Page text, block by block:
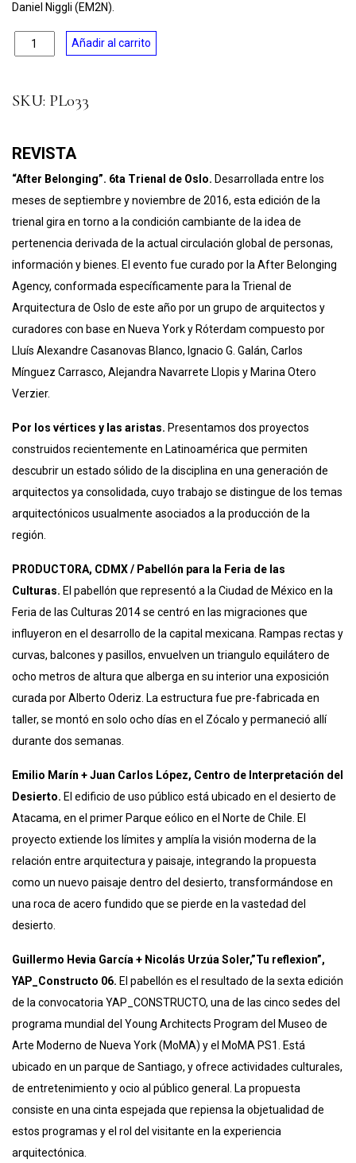
Daniel Niggli (EM2N).
CantidadAñadir al carrito
SKU: PL033
REVISTA
“After Belonging”. 6ta Trienal de Oslo. Desarrollada entre los
meses de septiembre y noviembre de 2016, esta edición de la
trienal gira en torno a la condición cambiante de la idea de
pertenencia derivada de la actual circulación global de personas,
información y bienes. El evento fue curado por la After Belonging
Agency, conformada específicamente para la Trienal de
Arquitectura de Oslo de este año por un grupo de arquitectos y
curadores con base en Nueva York y Róterdam compuesto por
Lluís Alexandre Casanovas Blanco, Ignacio G. Galán, Carlos
Mínguez Carrasco, Alejandra Navarrete Llopis y Marina Otero
Verzier.
Por los vértices y las aristas. Presentamos dos proyectos
construidos recientemente en Latinoamérica que permiten
descubrir un estado sólido de la disciplina en una generación de
arquitectos ya consolidada, cuyo trabajo se distingue de los temas
arquitectónicos usualmente asociados a la producción de la
región.
PRODUCTORA, CDMX / Pabellón para la Feria de las
Culturas. El pabellón que representó a la Ciudad de México en la
Feria de las Culturas 2014 se centró en las migraciones que
influyeron en el desarrollo de la capital mexicana. Rampas rectas y
curvas, balcones y pasillos, envuelven un triangulo equilátero de
ocho metros de altura que alberga en su interior una exposición
curada por Alberto Oderiz. La estructura fue pre-fabricada en
taller, se montó en solo ocho días en el Zócalo y permaneció allí
durante dos semanas.
Emilio Marín + Juan Carlos López, Centro de Interpretación del
Desierto. El edificio de uso público está ubicado en el desierto de
Atacama, en el primer Parque eólico en el Norte de Chile. El
proyecto extiende los límites y amplía la visión moderna de la
relación entre arquitectura y paisaje, integrando la propuesta
como un nuevo paisaje dentro del desierto, transformándose en
una roca de acero fundido que se pierde en la vastedad del
desierto.
Guillermo Hevia García + Nicolás Urzúa Soler,”Tu reflexion”,
YAP_Constructo 06. El pabellón es el resultado de la sexta edición
de la convocatoria YAP_CONSTRUCTO, una de las cinco sedes del
programa mundial del Young Architects Program del Museo de
Arte Moderno de Nueva York (MoMA) y el MoMA PS1. Está
ubicado en un parque de Santiago, y ofrece actividades culturales,
de entretenimiento y ocio al público general. La propuesta
consiste en una cinta espejada que repiensa la objetualidad de
estos programas y el rol del visitante en la experiencia
arquitectónica.